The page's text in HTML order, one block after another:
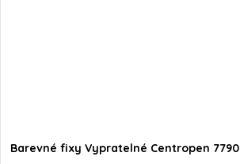
Barevné fixy Vypratelné Centropen 7790